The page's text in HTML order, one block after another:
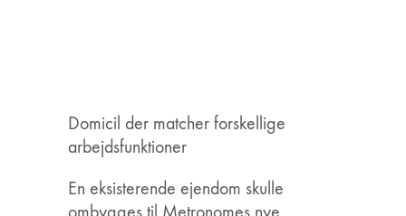
Domicil der matcher forskellige
arbejdsfunktioner
En eksisterende ejendom skulle